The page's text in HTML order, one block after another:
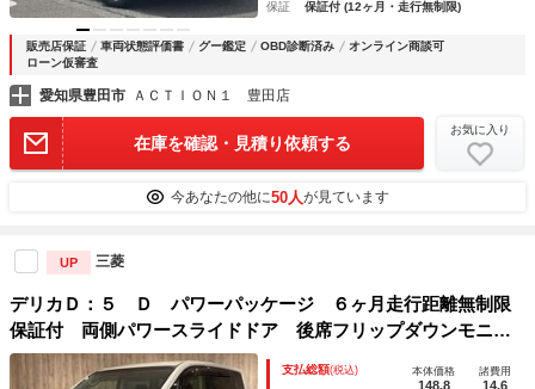
保証
保証付 (12ヶ月・走行無制限)
販売店保証 車両状態評価書 グー鑑定 OBD診断済み
オンライン商談可
ローン仮審査
愛知県豊田市 ＡＣＴＩＯＮ１ 豊田店
在庫を確認・見積り依頼する
お気に入り
今あなたの他に50人が見ています
UP 三菱
デリカＤ：５ Ｄ パワーパッケージ ６ヶ月走行距離無制限
保証付 両側パワースライドドア 後席フリップダウンモニタ
ー バックカメラ クルーズコントロール フルセグＴＶ Ｅ
ＴＣ 禁煙車 メモリーナビ ＨＩＤヘッドライト ４ＷＤ
支払総額(税込) 本体価格
148.8
諸費用
14.6